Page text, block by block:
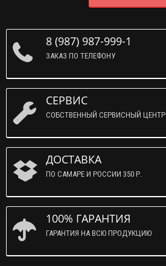
8 (987) 987-999-1
ЗАКАЗ ПО ТЕЛЕФОНУ
СЕРВИС
СОБСТВЕННЫЙ СЕРВИСНЫЙ ЦЕНТР
ДОСТАВКА
ПО САМАРЕ И РОССИИ 350 Р.
100% ГАРАНТИЯ
ГАРАНТИЯ НА ВСЮ ПРОДУКЦИЮ